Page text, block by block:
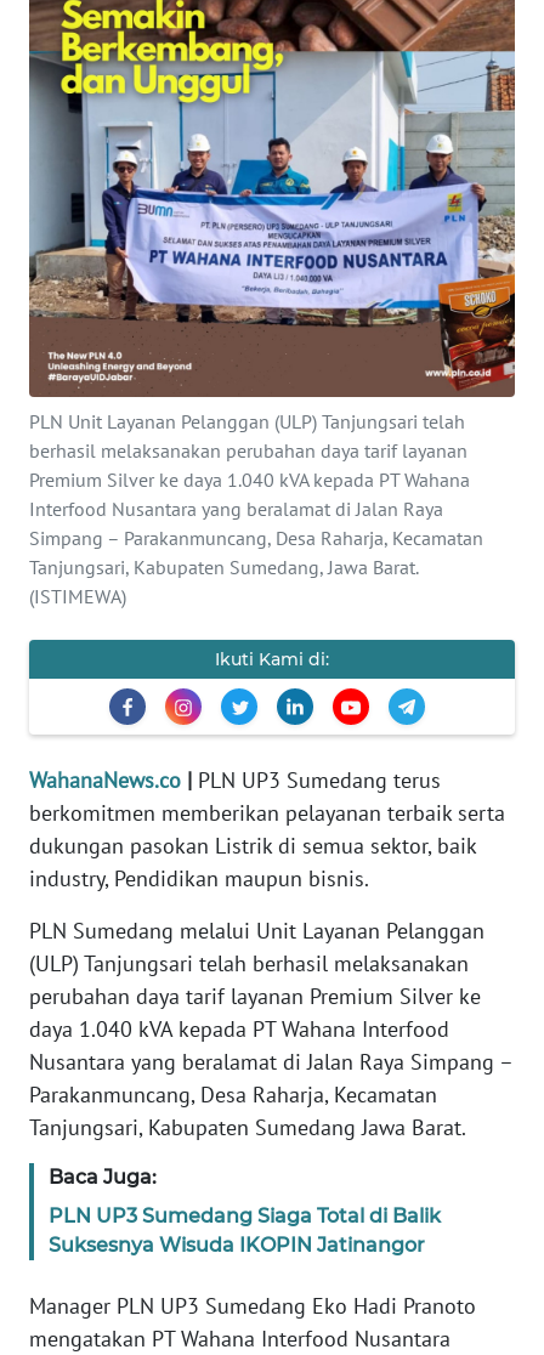
PLN Unit Layanan Pelanggan (ULP) Tanjungsari telah
berhasil melaksanakan perubahan daya tarif layanan
Premium Silver ke daya 1.040 kVA kepada PT Wahana
Interfood Nusantara yang beralamat di Jalan Raya
Simpang – Parakanmuncang, Desa Raharja, Kecamatan
Tanjungsari, Kabupaten Sumedang, Jawa Barat.
(ISTIMEWA)
Ikuti Kami di:
WahanaNews.co | PLN UP3 Sumedang terus
berkomitmen memberikan pelayanan terbaik serta
dukungan pasokan Listrik di semua sektor, baik
industry, Pendidikan maupun bisnis.
PLN Sumedang melalui Unit Layanan Pelanggan
(ULP) Tanjungsari telah berhasil melaksanakan
perubahan daya tarif layanan Premium Silver ke
daya 1.040 kVA kepada PT Wahana Interfood
Nusantara yang beralamat di Jalan Raya Simpang –
Parakanmuncang, Desa Raharja, Kecamatan
Tanjungsari, Kabupaten Sumedang Jawa Barat.
Baca Juga:
PLN UP3 Sumedang Siaga Total di Balik
Suksesnya Wisuda IKOPIN Jatinangor
Manager PLN UP3 Sumedang Eko Hadi Pranoto
mengatakan PT Wahana Interfood Nusantara
SERBA-SERBI
PENDIDIKAN
OLAHRAGA
OPINI
EDITORIAL
Informasi
INDEKS
BERITA
KONTAK
KAMI
INFO
TENTANG
PEDOMAN
MEDIA
SIBER
REDAKSI
KARIR
DISCLAIMER
Wahana
News
Regional
SUMUT
JAKARTA